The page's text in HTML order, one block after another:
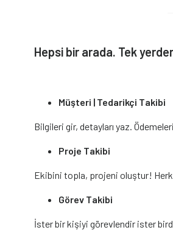
Hepsi bir arada. Tek
Müşteri | Tedarikçi Takibi
Bilgileri gir, detayları yaz.
Proje Takibi
Ekibini topla, projeni oluştur!
Görev Takibi
İster bir kişiyi görevlendir ister